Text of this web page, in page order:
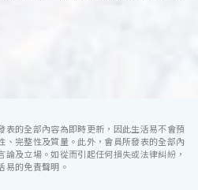
表的全部內容為即時更新，因此生活易不會預
、完整性及質量。此外，會員所發表的全部內
及立場。如從而引起任何損失或法律糾紛，
易的免責聲明。